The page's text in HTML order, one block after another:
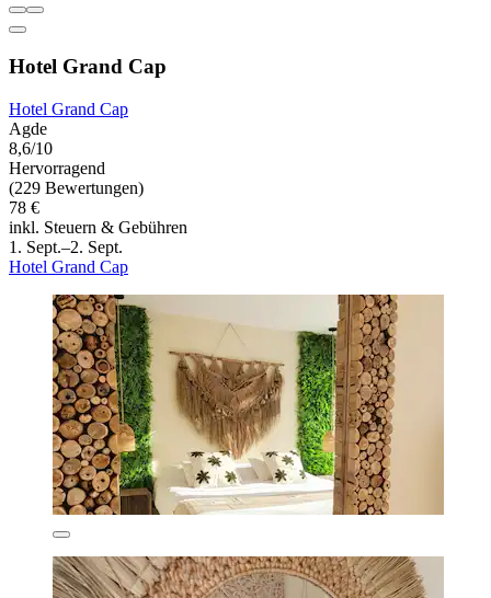
Hotel Grand Cap
Hotel Grand Cap
Agde
8,6/10
Hervorragend
(229 Bewertungen)
78 €
inkl. Steuern & Gebühren
1. Sept.–2. Sept.
Hotel Grand Cap